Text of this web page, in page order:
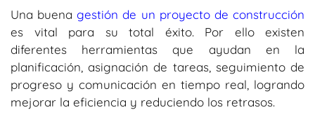
Una buena gestión de un proyecto de construcción
es vital para su total éxito. Por ello existen
diferentes herramientas que ayudan en la
planificación, asignación de tareas, seguimiento de
progreso y comunicación en tiempo real, logrando
mejorar la eficiencia y reduciendo los retrasos.